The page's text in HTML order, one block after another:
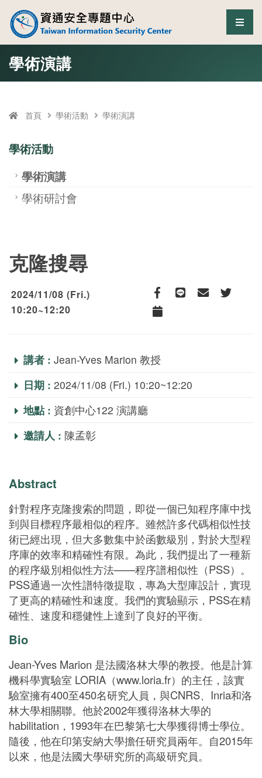
跳至中央區塊/Main Content
資通安全專題中心 選
學術演講
首頁 學術活動 學術演講
學術活動
學術演講
學術研討會
克隆搜尋
2024/11/08 (Fri.)
10:20~12:20
Facebook
line
Twitter
Add to Calendar
講者 : Jean-Yves Marion 教授
日期 : 2024/11/08 (Fri.) 10:20~12:20
地點 : 資創中心122 演講廳
邀請人 : 陳孟彰
Abstract
針對程序克隆搜索的問題，即從一個已知程序庫中找
到與目標程序最相似的程序。雖然許多代碼相似性技
術已經出現，但大多數集中於函數級別，對於大型程
序庫的效率和精確性有限。為此，我們提出了一種新
的程序級別相似性方法——程序譜相似性（PSS）。
PSS通過一次性譜特徵提取，專為大型庫設計，實現
了更高的精確性和速度。我們的實驗顯示，PSS在精
確性、速度和穩健性上達到了良好的平衡。
Bio
Jean-Yves Marion 是法國洛林大學的教授。他是計算
機科學實驗室 LORIA（www.loria.fr）的主任，該實
驗室擁有400至450名研究人員，與CNRS、Inria和洛
林大學相關聯。他於2002年獲得洛林大學的
habilitation，1993年在巴黎第七大學獲得博士學位。
隨後，他在印第安納大學擔任研究員兩年。自2015年
以來，他是法國大學研究所的高級研究員。